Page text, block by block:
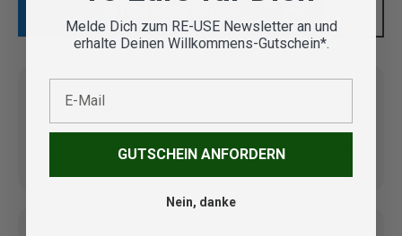
Vom Outdoor Spezialisten
geprüfte Second Hand
Lieferung in 3-5 Werktagen
Melde Dich zum RE-USE Newsletter an und
erhalte Deinen Willkommens-Gutschein*.
GUTSCHEIN ANFORDERN
Nein, danke